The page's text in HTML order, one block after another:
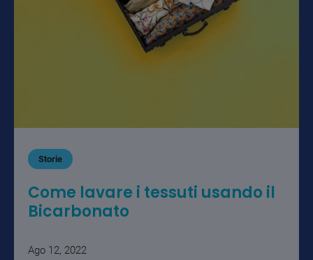
Storie
Come lavare i tessuti usando il
Bicarbonato
Ago 12, 2022